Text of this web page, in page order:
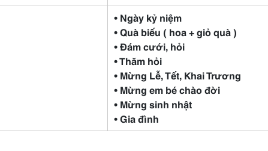
• Ngày kỷ niệm
• Quà biếu ( hoa + giỏ quà )
• Đám cưới, hỏi
• Thăm hỏi
• Mừng Lễ, Tết, Khai Trương
• Mừng em bé chào đời
• Mừng sinh nhật
• Gia đình